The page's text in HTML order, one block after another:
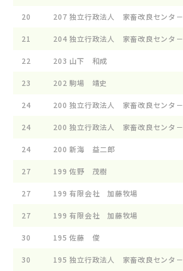
20 207 独立行政法人 家畜改良センタ－
21 204 独立行政法人 家畜改良センタ－
22 203 山下 和成
23 202 駒場 靖史
24 200 独立行政法人 家畜改良センタ－
24 200 独立行政法人 家畜改良センタ－
24 200 新海 益二郎
27 199 佐野 茂樹
27 199 有限会社 加藤牧場
27 199 有限会社 加藤牧場
30 195 佐藤 俊
30 195 独立行政法人 家畜改良センタ－